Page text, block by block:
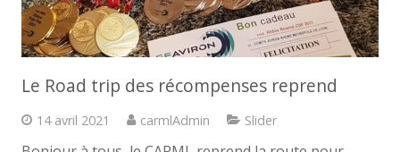
Le Road trip des récompenses reprend
14 avril 2021 carmlAdmin Slider